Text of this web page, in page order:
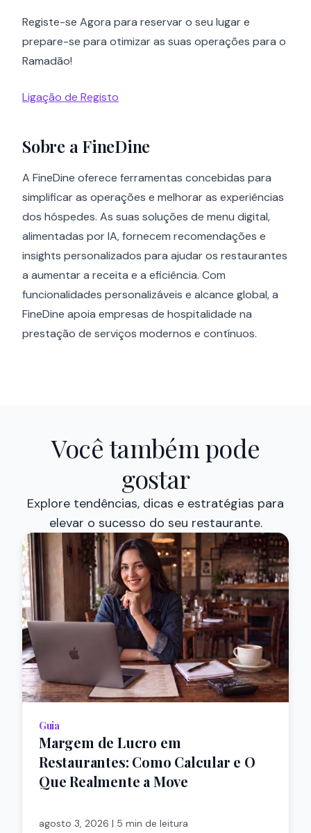
Registe-se Agora para reservar o seu lugar e
prepare-se para otimizar as suas operações para o
Ramadão!
Ligação de Registo
Sobre a FineDine
A FineDine oferece ferramentas concebidas para
simplificar as operações e melhorar as experiências
dos hóspedes. As suas soluções de menu digital,
alimentadas por IA, fornecem recomendações e
insights personalizados para ajudar os restaurantes
a aumentar a receita e a eficiência. Com
funcionalidades personalizáveis e alcance global, a
FineDine apoia empresas de hospitalidade na
prestação de serviços modernos e contínuos.
Você também pode
gostar
Explore tendências, dicas e estratégias para
elevar o sucesso do seu restaurante.
Guia
Margem de Lucro em
Restaurantes: Como Calcular e O
Que Realmente a Move
agosto 3, 2026 | 5 min de leitura